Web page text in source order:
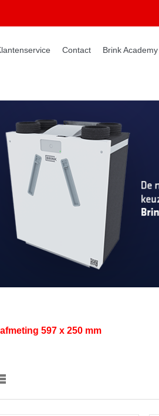
Contact Brink Academy
597 x 250 mm